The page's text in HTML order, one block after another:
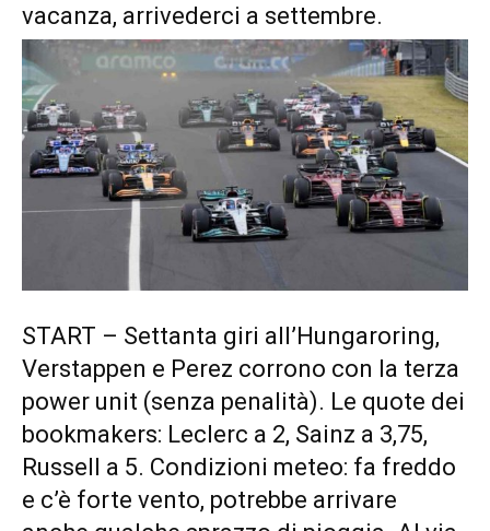
vacanza, arrivederci a settembre.
START – Settanta giri all’Hungaroring,
Verstappen e Perez corrono con la terza
power unit (senza penalità). Le quote dei
bookmakers: Leclerc a 2, Sainz a 3,75,
Russell a 5. Condizioni meteo: fa freddo
e c’è forte vento, potrebbe arrivare